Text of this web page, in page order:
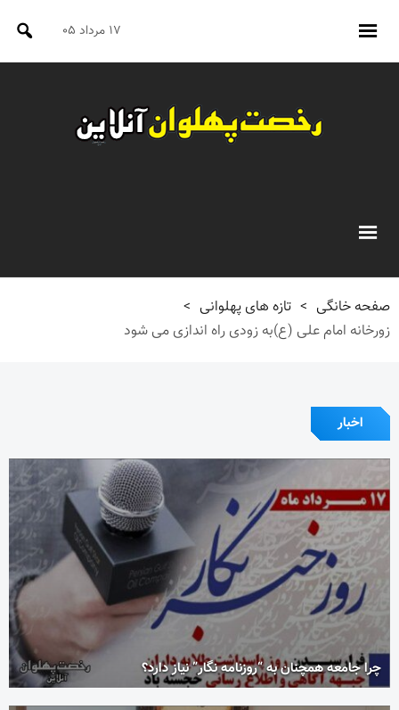
۱۷ مرداد ۰۵
صفحه خانگی > تازه های پهلوانی >
زورخانه امام علی (ع)به زودی راه اندازی می شود
اخبار
چرا جامعه همچنان به “روزنامه نگار” نیاز دارد؟